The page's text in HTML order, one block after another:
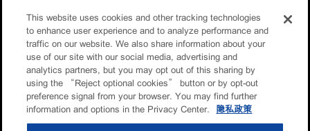
This website uses cookies and other tracking technologies
to enhance user experience and to analyze performance and
traffic on our website. We also share information about your
use of our site with our social media, advertising and
analytics partners, but you may opt out of this sharing by
using the “Reject optional cookies” button or by opt-out
preference signal from your browser. You may find further
information and options in the Privacy Center.
隐私政策